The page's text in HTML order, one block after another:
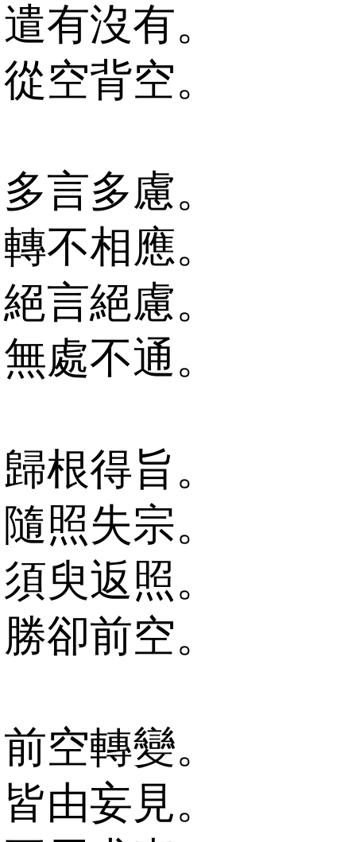
遣有沒有。
從空背空。
多言多慮。
轉不相應。
絕言絕慮。
無處不通。
歸根得旨。
隨照失宗。
須臾返照。
勝卻前空。
前空轉變。
皆由妄見。